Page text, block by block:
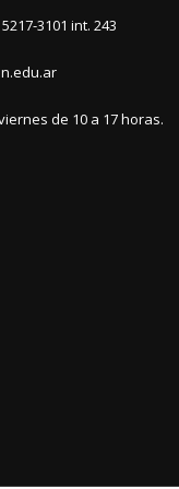
3101 int. 243
de 10 a 17 horas.